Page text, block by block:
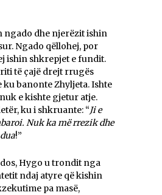
ngado dhe njerëzit ishin
Ngado qëllohej, por
ishin shkrepjet e fundit.
të çajë drejt rrugës
ku banonte Zhyljeta. Ishte
e kishte gjetur atje.
ku i shkruante: “Ji e
Nuk ka më rrezik dhe
!”
Hygo u trondit nga
ndaj atyre që kishin
pa masë,